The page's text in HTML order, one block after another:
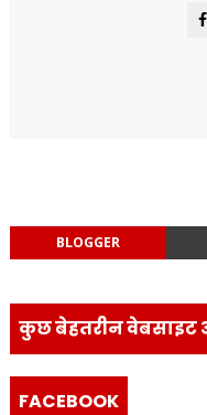
BLOGGER
कुछ बेहतरीन
FACEBOOK